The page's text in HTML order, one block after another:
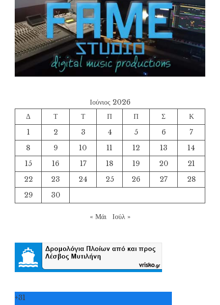
Ιούνιος 2026
Δ
Τ Τ Π Π Σ
Κ
1
2 3 4 5 6
7
8
9 10 11 12 13
14
15
16 17 18 19 20
21
22
23 24 25 26 27
28
29
30
« Μάι Ιούλ »
+31